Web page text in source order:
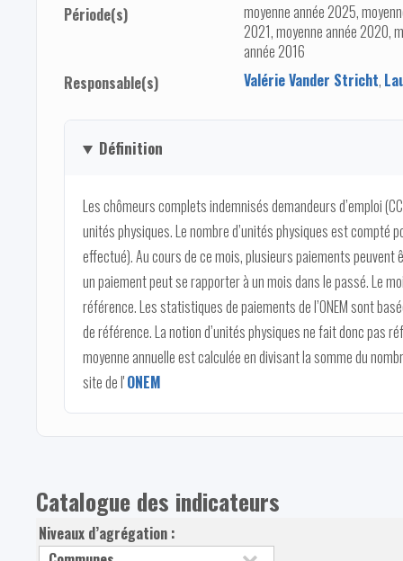
Période(s)
moyenne année 2025,
2021, moyenne année 2020,
année 2016
Responsable(s)
Valérie Vander Stricht,
Définition
Les chômeurs complets indemnisés demandeurs d’emploi
unités physiques. Le nombre d’unités physiques est compté
effectué). Au cours de ce mois, plusieurs paiements
un paiement peut se rapporter à un mois dans le passé. Le
référence. Les statistiques de paiements de l’ONEM sont
de référence. La notion d’unités physiques ne fait donc pas
moyenne annuelle est calculée en divisant la somme du
site de l'ONEM
Catalogue des indicateurs
Niveaux d’agrégation :